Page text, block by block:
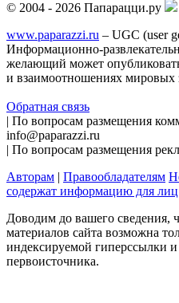
© 2004 - 2026 Папарацци.ру
www.paparazzi.ru – UGC (user
Информационно-
желающий может
и взаимоотношениях мировых
Обратная связь
| По вопросам размещения
info@paparazzi.ru
| По вопросам размещения
Авторам | Правообладателям
содержат информацию для лиц
Доводим до вашего сведения,
материалов сайта возможна
индексируемой гиперссылки и
первоисточника.